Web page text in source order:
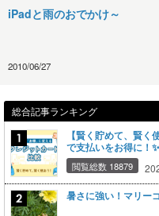
iPadと雨のおでかけ～
2010/06/27
総合記事ランキング
【賢く貯めて、賢
で支払いをお得に！✨
閲覧総数 18879
暑さに強い！マリー